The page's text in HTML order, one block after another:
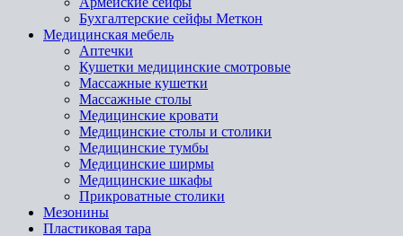
Бухгалтерские сейфы Меткон
Медицинская мебель
Аптечки
Кушетки медицинские смотровые
Массажные кушетки
Массажные столы
Медицинские кровати
Медицинские столы и столики
Медицинские тумбы
Медицинские ширмы
Медицинские шкафы
Прикроватные столики
Мезонины
Пластиковая тара